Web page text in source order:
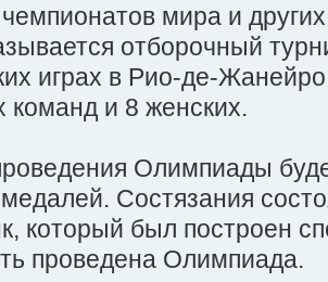
мира и
отборочный
играх в Рио-де-
команд и 8 женских.
Олимпиады
Состязания
который был построен
проведена Олимпиада.